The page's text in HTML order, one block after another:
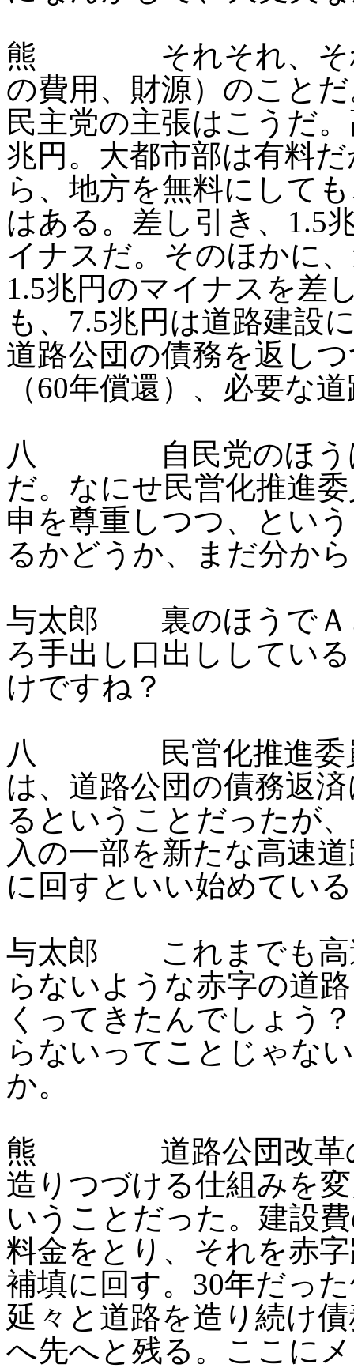
熊 それそれ、それ
の費用、財源）のこと
民主党の主張はこうだ
兆円。大都市部は有料
ら、地方を無料にして
はある。差し引き、1.5
イナスだ。そのほかに
1.5兆円のマイナスを差
も、7.5兆円は道路建設
道路公団の債務を返し
（60年償還）、必要な
八 自民党のほうは
だ。なにせ民営化推進
申を尊重しつつ、とい
るかどうか、まだ分か
与太郎 裏のほうでＡ
ろ手出し口出ししてい
けですね？
八 民営化推進委員
は、道路公団の債務返
るということだったが
入の一部を新たな高速
に回すといい始めてい
与太郎 これまでも高
らないような赤字の道
くってきたんでしょう
らないってことじゃな
か。
熊 道路公団改革の
造りつづける仕組みを
いうことだった。建設
料金をとり、それを赤
補填に回す。30年だっ
延々と道路を造り続け
へ先へと残る。ここに